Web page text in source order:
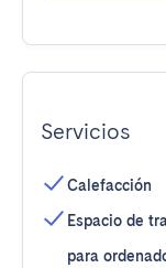
Servicios
Calefacción
Espacio de
para